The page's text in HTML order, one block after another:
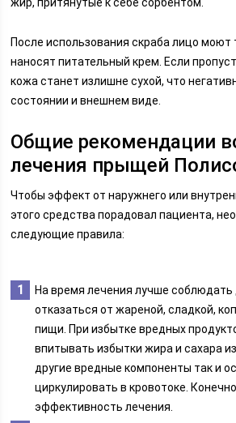
После использования скраба лицо моют
наносят питательный крем. Если
кожа станет излишне сухой, что
состоянии и внешнем виде.
Общие рекомендации
лечения прыщей
Чтобы эффект от наружнего или
этого средства порадовал пациента,
следующие правила:
На время лечения лучше соблюдать
отказаться от жареной, сладкой,
пищи. При избытке вредных
впитывать избытки жира и сахара
другие вредные компоненты так и
циркулировать в кровотоке.
эффективность лечения.